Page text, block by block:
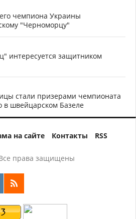
чемпиона Украины
"Черноморцу"
интересуется защитником
стали призерами чемпионата
в швейцарском Базеле
на сайте Контакты RSS
права защищены